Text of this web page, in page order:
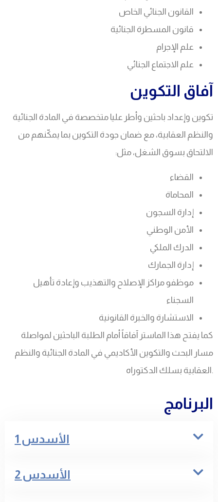
القانون الجنائي الخاص
قانون المسطرة الجنائية
علم الإجرام
علم الاجتماع الجنائي
آفاق التكوين
تكوين وإعداد باحثين وأطر عليا متخصصة في المادة الجنائية
والنظم العقابية، مع ضمان جودة التكوين بما يمكّنهم من
الالتحاق بسوق الشغل، مثل:
القضاء
المحاماة
إدارة السجون
الأمن الوطني
الدرك الملكي
إدارة الجمارك
موظفو مراكز الإصلاح والتهذيب وإعادة تأهيل
السجناء
الاستشارة والخبرة القانونية
كما يفتح هذا الماستر آفاقاً أمام الطلبة الباحثين لمواصلة
مسار البحث والتكوين الأكاديمي في المادة الجنائية والنظم
العقابية بسلك الدكتوراه.
البرنامج
الأسدس 1
الأسدس 2